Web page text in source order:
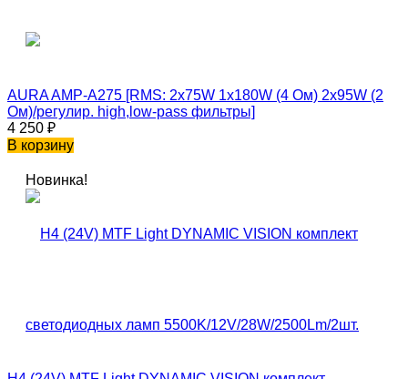
AURA AMP-A275 [RMS: 2x75W 1x180W (4 Ом) 2x95W (2
Ом)/регулир. high,low-pass фильтры]
4 250 ₽
В корзину
Новинка!